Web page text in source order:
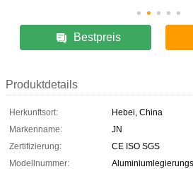
Bestpreis
Produktdetails
Herkunftsort:
Hebei, China
Markenname:
JN
Zertifizierung:
CE ISO SGS
Modellnummer: